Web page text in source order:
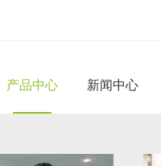
产品中心 新闻中心